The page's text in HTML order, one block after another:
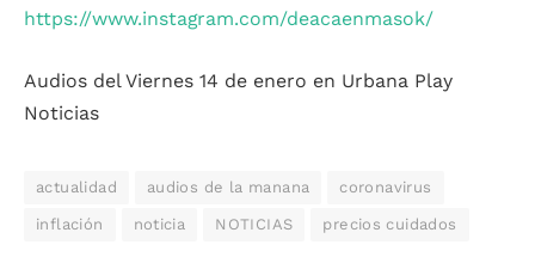
https://www.instagram.com/deacaenmasok/
Audios del Viernes 14 de enero en Urbana Play
Noticias
actualidad audios de la manana coronavirus
inflación noticia NOTICIAS precios cuidados